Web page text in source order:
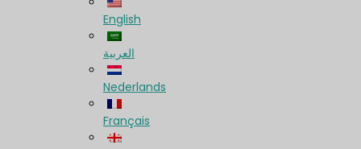
English
العربية
Nederlands
Français